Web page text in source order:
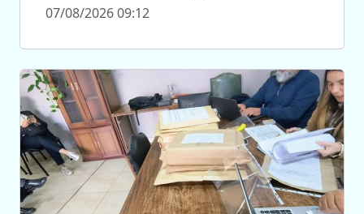
07/08/2026 09:12